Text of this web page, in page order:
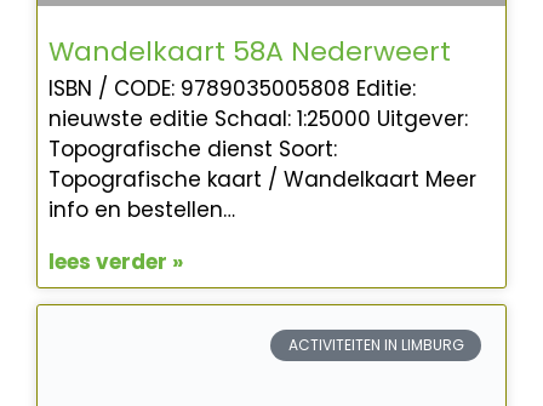
Wandelkaart 58A Nederweert
ISBN / CODE: 9789035005808 Editie:
nieuwste editie Schaal: 1:25000 Uitgever:
Topografische dienst Soort:
Topografische kaart / Wandelkaart Meer
info en bestellen…
lees verder »
ACTIVITEITEN IN LIMBURG